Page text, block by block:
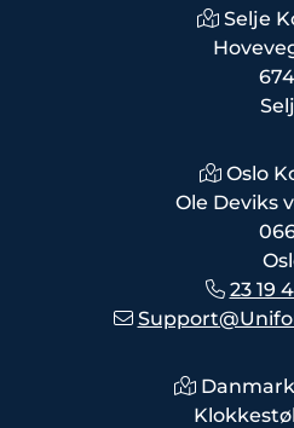
Selje
Oslo
Ole Deviks
23 19